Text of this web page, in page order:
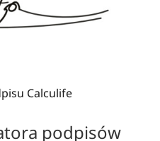
Calculife
podpisów